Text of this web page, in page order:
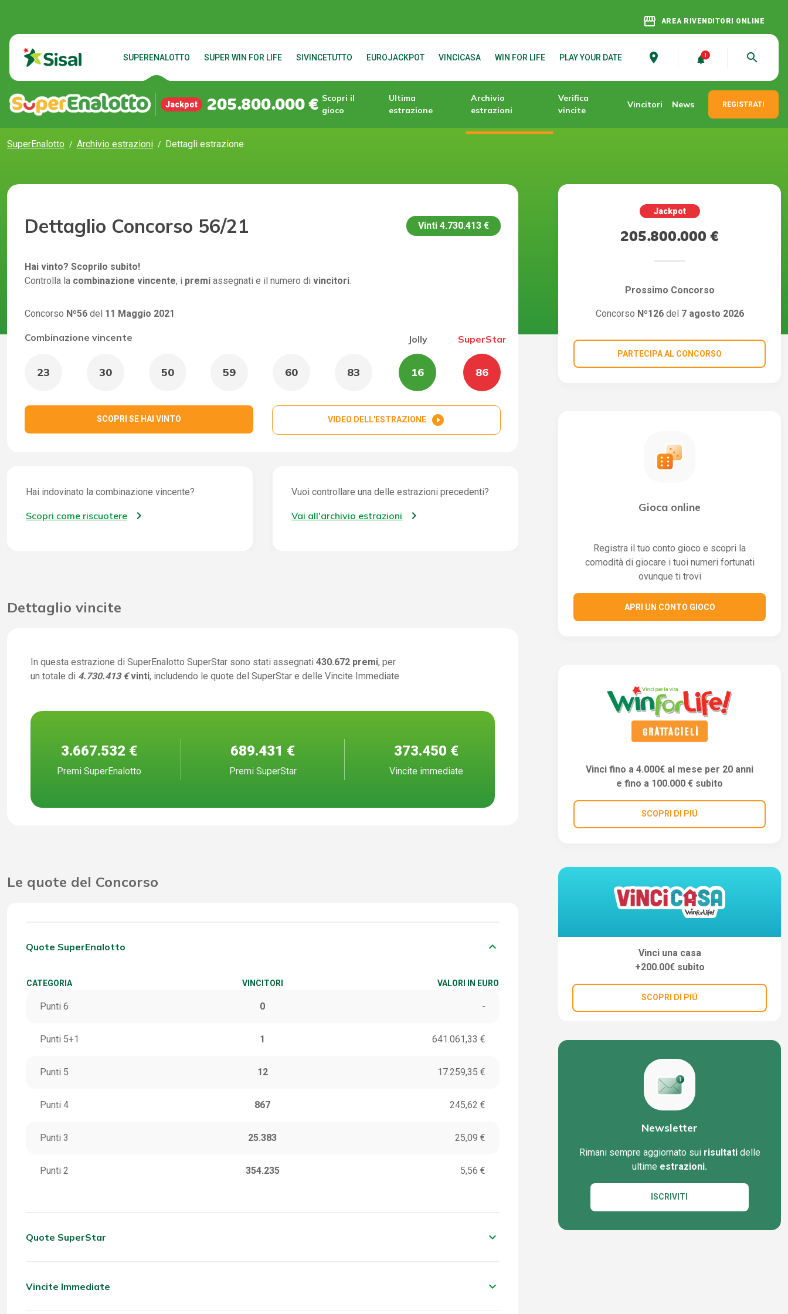
storefront AREA RIVENDITORI ONLINE
SUPERENALOTTO SUPER WIN FOR LIFE SIVINCETUTTO EUROJACKPOT VINCICASA WIN FOR LIFE PLAY YOUR DATE place search
Jackpot 205.800.000 € Scopri il
gioco
Ultima
estrazione
Archivio
estrazioni
Verifica
vincite
Vincitori News REGISTRATI
SuperEnalotto Archivio estrazioni Dettagli estrazione
Dettaglio Concorso 56/21 Vinti 4.730.413 €
Hai vinto? Scoprilo subito!
Controlla la combinazione vincente, i premi assegnati e il numero di vincitori.
Concorso Nº56 del 11 Maggio 2021
Combinazione vincente
23 30 50 59 60 83
Jolly
16
SuperStar
86
SCOPRI SE HAI VINTO VIDEO DELL'ESTRAZIONE play_circle_filled
Hai indovinato la combinazione vincente?
Scopri come riscuotere
Vuoi controllare una delle estrazioni precedenti?
Vai all'archivio estrazioni
Dettaglio vincite
In questa estrazione di SuperEnalotto SuperStar sono stati assegnati 430.672 premi, per
un totale di 4.730.413 € vinti, includendo le quote del SuperStar e delle Vincite Immediate
3.667.532 €
Premi SuperEnalotto
689.431 €
Premi SuperStar
373.450 €
Vincite immediate
Le quote del Concorso
Quote SuperEnalotto keyboard_arrow_down
CATEGORIA VINCITORI VALORI IN EURO
Punti 6 0 -
Punti 5+1 1 641.061,33 €
Punti 5 12 17.259,35 €
Punti 4 867 245,62 €
Punti 3 25.383 25,09 €
Punti 2 354.235 5,56 €
Quote SuperStar keyboard_arrow_down
5 Stella
Vincite Immediate keyboard_arrow_down
Jackpot
205.800.000 €
Prossimo Concorso
Concorso Nº126del 7 agosto 2026
PARTECIPA AL CONCORSO
Gioca online
Registra il tuo conto gioco e scopri la
comodità di giocare i tuoi numeri fortunati
ovunque ti trovi
APRI UN CONTO GIOCO
Vinci fino a 4.000€ al mese per 20 anni
e fino a 100.000 € subito
SCOPRI DI PIÚ
Vinci una casa
+200.00€ subito
SCOPRI DI PIÚ
Newsletter
Rimani sempre aggiornato sui risultatidelle
ultime estrazioni.
ISCRIVITI